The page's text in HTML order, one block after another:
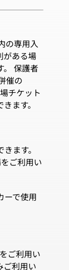
の専用入
がある場
。 保護者
催の
チケット
ます。
ます。
ご利用い
ーで使用
ご利用い
ご利用い